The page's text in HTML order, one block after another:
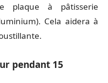
plaque à pâtisserie
Cela aidera à
pendant 15